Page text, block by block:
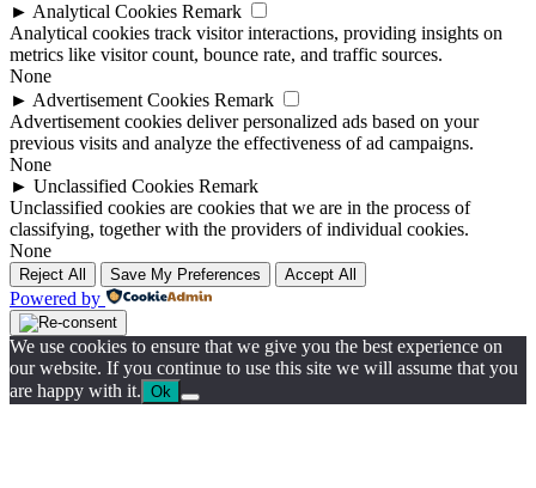
► Analytical Cookies Remark
Analytical cookies track visitor interactions, providing insights on
metrics like visitor count, bounce rate, and traffic sources.
None
► Advertisement Cookies Remark
Advertisement cookies deliver personalized ads based on your
previous visits and analyze the effectiveness of ad campaigns.
None
► Unclassified Cookies Remark
Unclassified cookies are cookies that we are in the process of
classifying, together with the providers of individual cookies.
None
Reject All Save My Preferences Accept All
Powered by
We use cookies to ensure that we give you the best experience on
our website. If you continue to use this site we will assume that you
are happy with it. Ok